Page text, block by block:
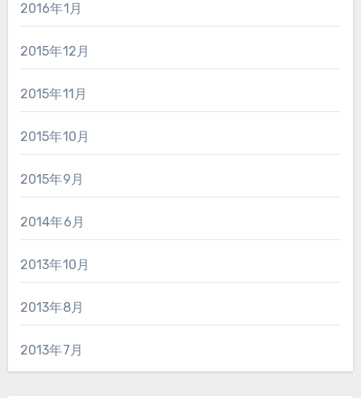
2016年1月
2015年12月
2015年11月
2015年10月
2015年9月
2014年6月
2013年10月
2013年8月
2013年7月